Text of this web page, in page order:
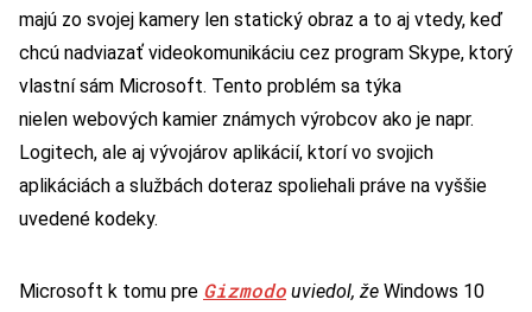
majú zo svojej kamery len statický obraz a to aj vtedy, keď
chcú nadviazať videokomunikáciu cez program Skype, ktorý
vlastní sám Microsoft. Tento problém sa týka
nielen webových kamier známych výrobcov ako je napr.
Logitech, ale aj vývojárov aplikácií, ktorí vo svojich
aplikáciách a službách doteraz spoliehali práve na vyššie
uvedené kodeky.
Microsoft k tomu pre Gizmodo uviedol, že Windows 10